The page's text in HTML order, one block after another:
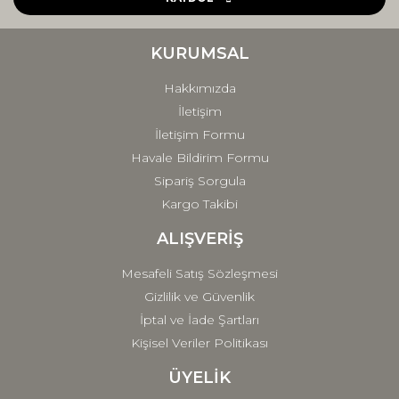
Ürün fiyatı diğer sitelerden daha pahalı.
Gönder
KURUMSAL
Hakkımızda
İletişim
İletişim Formu
Havale Bildirim Formu
Sipariş Sorgula
Kargo Takibi
ALIŞVERİŞ
Mesafeli Satış Sözleşmesi
Gizlilik ve Güvenlik
İptal ve İade Şartları
Kişisel Veriler Politikası
ÜYELİK